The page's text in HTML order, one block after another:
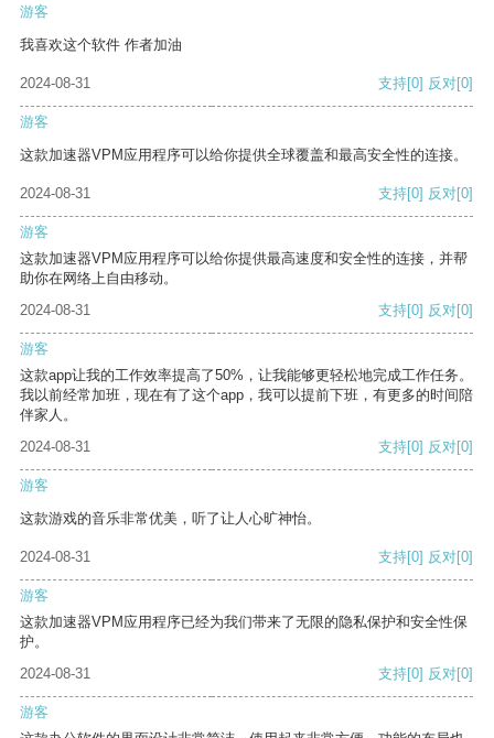
游客
我喜欢这个软件 作者加油
2024-08-31 支持[0] 反对[0]
游客
这款加速器VPM应用程序可以给你提供全球覆盖和最高安全性的连接。
2024-08-31 支持[0] 反对[0]
游客
这款加速器VPM应用程序可以给你提供最高速度和安全性的连接，并帮
助你在网络上自由移动。
2024-08-31
支持[0] 反对[0]
游客
这款app让我的工作效率提高了50%，让我能够更轻松地完成工作任务。
我以前经常加班，现在有了这个app，我可以提前下班，有更多的时间陪
伴家人。
2024-08-31
支持[0] 反对[0]
游客
这款游戏的音乐非常优美，听了让人心旷神怡。
2024-08-31 支持[0] 反对[0]
游客
这款加速器VPM应用程序已经为我们带来了无限的隐私保护和安全性保
护。
2024-08-31
支持[0] 反对[0]
游客